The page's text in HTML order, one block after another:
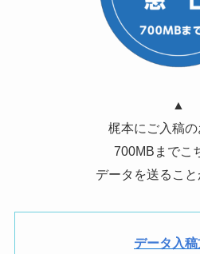
▲
梶本にご入稿
700MBまでこ
データを送るこ
データ入